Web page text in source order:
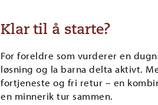
Klar til å starte?
For foreldre som vurderer en
løsning og la barna delta aktivt.
fortjeneste og fri retur – en
en minnerik tur sammen.